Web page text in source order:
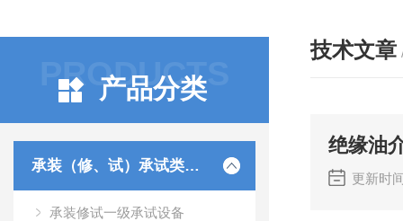
PRODUCTS
产品分类
承装（修、试）承试类仪器
承装修试一级承试设备
技术文章
绝缘油
更新时